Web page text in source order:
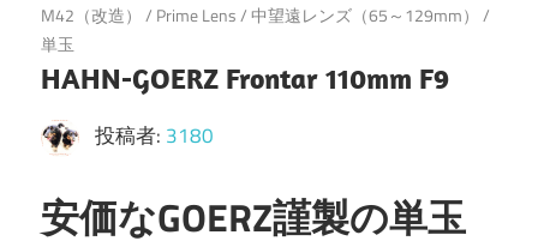
M42（改造） / Prime Lens/中望遠レンズ（65～129mm） /
単玉
HAHN-GOERZ Frontar 110mm F9
投稿者: 3180
安価なGOERZ謹製の単玉